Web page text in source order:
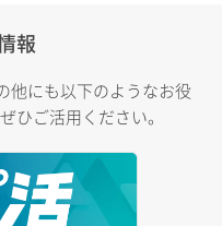
報
他にも以下のようなお役
ひご活用ください。